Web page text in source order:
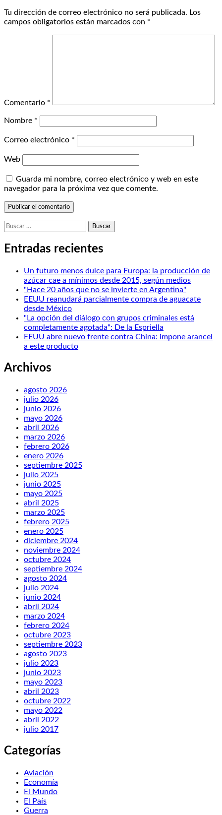
Tu dirección de correo electrónico no será publicada. Los
campos obligatorios están marcados con *
Comentario *
Nombre *
Correo electrónico *
Web
Guarda mi nombre, correo electrónico y web en este
navegador para la próxima vez que comente.
Buscar:
Entradas recientes
Un futuro menos dulce para Europa: la producción de
azúcar cae a mínimos desde 2015, según medios
"Hace 20 años que no se invierte en Argentina"
EEUU reanudará parcialmente compra de aguacate
desde México
"La opción del diálogo con grupos criminales está
completamente agotada": De la Espriella
EEUU abre nuevo frente contra China: impone arancel
a este producto
Archivos
agosto 2026
julio 2026
junio 2026
mayo 2026
abril 2026
marzo 2026
febrero 2026
enero 2026
septiembre 2025
julio 2025
junio 2025
mayo 2025
abril 2025
marzo 2025
febrero 2025
enero 2025
diciembre 2024
noviembre 2024
octubre 2024
septiembre 2024
agosto 2024
julio 2024
junio 2024
abril 2024
marzo 2024
febrero 2024
octubre 2023
septiembre 2023
agosto 2023
julio 2023
junio 2023
mayo 2023
abril 2023
octubre 2022
mayo 2022
abril 2022
julio 2017
Categorías
Aviación
Economía
El Mundo
El País
Guerra